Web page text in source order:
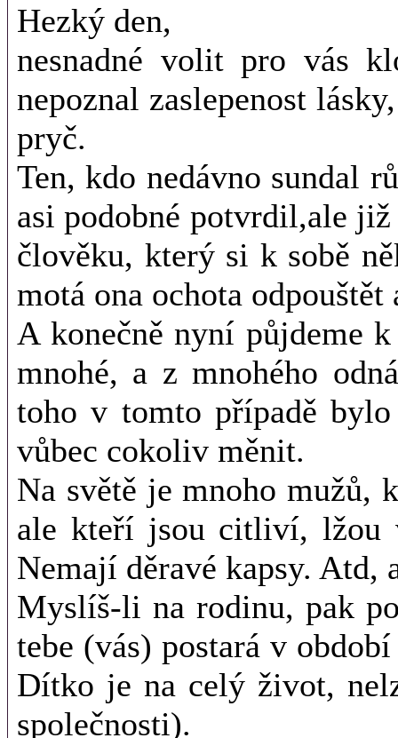
Hezký den,
nesnadné volit pro vás
nepoznal zaslepenost
pryč.
Ten, kdo nedávno sundal
asi podobné potvrdil,ale
člověku, který si k sobě
motá ona ochota
A konečně nyní půjdeme
mnohé, a z mnohého
toho v tomto případě
vůbec cokoliv měnit.
Na světě je mnoho mužů,
ale kteří jsou citliví, lžou
Nemají děravé kapsy. Atd,
Myslíš-li na rodinu, pak
tebe (vás) postará v
Dítko je na celý život,
společnosti).